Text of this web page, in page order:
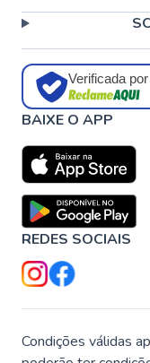
Verificada por
BAIXE O APP
REDES SOCIAIS
Condições válidas